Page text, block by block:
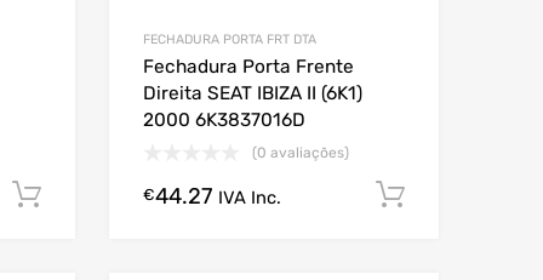
Comprar Agora!
FECHADURA PORTA FRT DTA
Fechadura Porta Frente
Direita SEAT IBIZA II (6K1)
2000 6K3837016D
(0 avaliações)
€44.27 IVA Inc.